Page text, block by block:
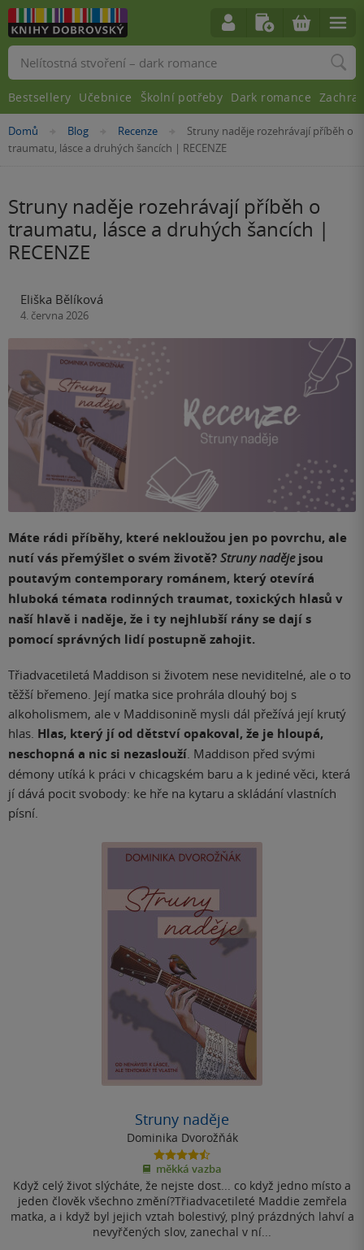
Nacházíte
se
Domů »Blog »Recenze »Struny naděje rozehrávají příběh o
traumatu, lásce a druhých šancích | RECENZE
Struny naděje rozehrávají příběh o
traumatu, lásce a druhých šancích |
RECENZE
Eliška Bělíková
4. června 2026
Máte rádi příběhy, které nekloužou jen po povrchu, ale
nutí vás přemýšlet o svém životě? Struny nadějejsou
poutavým contemporary románem, který otevírá
hluboká témata rodinných traumat, toxických hlasů v
naší hlavě i naděje, že i ty nejhlubší rány se dají s
pomocí správných lidí postupně zahojit.
Třiadvacetiletá Maddison si životem nese neviditelné, ale o to
těžší břemeno. Její matka sice prohrála dlouhý boj s
alkoholismem, ale v Maddisonině mysli dál přežívá její krutý
hlas. Hlas, který jí od dětství opakoval, že je hloupá,
neschopná a nic si nezaslouží . Maddison před svými
démony utíká k práci v chicagském baru a k jediné věci, která
jí dává pocit svobody: ke hře na kytaru a skládání vlastních
písní.
Struny naděje
Dominika Dvorožňák
4.5
z
5
hvězdiček
měkká vazba
Když celý život slýcháte, že nejste dost... co když jedno místo a
jeden člověk všechno změní?Třiadvacetileté Maddie zemřela
matka, a i když byl jejich vztah bolestivý, plný prázdných lahví a
nevyřčených slov, zanechal v ní...
Vyhledávání
Bestsellery Učebnice Školní potřeby Dark romance